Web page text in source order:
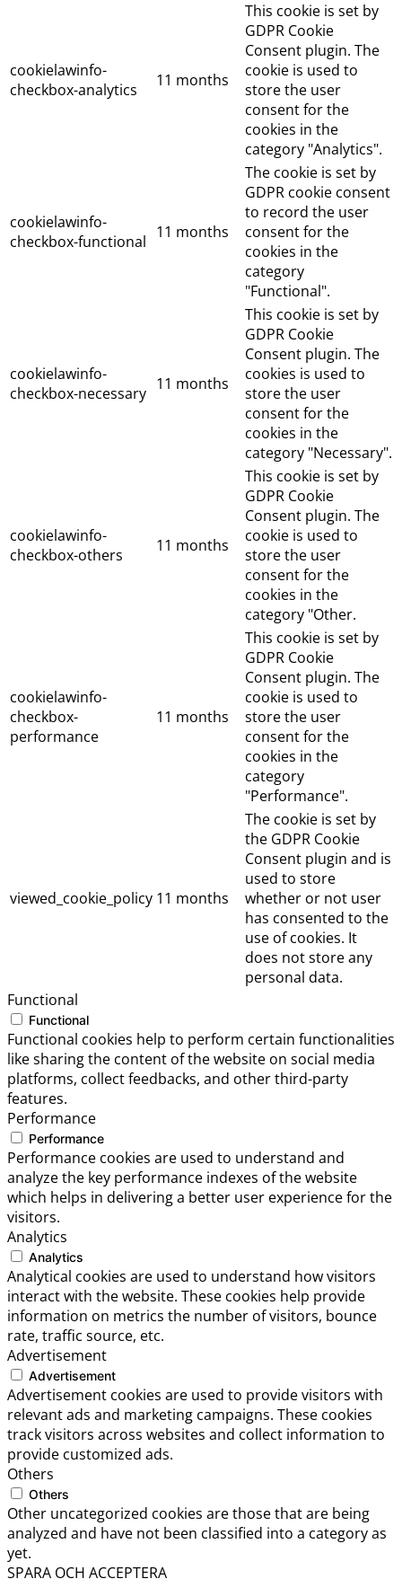
cookielawinfo-
checkbox-analytics
11 months
This cookie is set by
GDPR Cookie
Consent plugin. The
cookie is used to
store the user
consent for the
cookies in the
category "Analytics".
cookielawinfo-
checkbox-functional 11 months
The cookie is set by
GDPR cookie consent
to record the user
consent for the
cookies in the
category
"Functional".
cookielawinfo-
checkbox-necessary 11 months
This cookie is set by
GDPR Cookie
Consent plugin. The
cookies is used to
store the user
consent for the
cookies in the
category "Necessary".
cookielawinfo-
checkbox-others
11 months
This cookie is set by
GDPR Cookie
Consent plugin. The
cookie is used to
store the user
consent for the
cookies in the
category "Other.
cookielawinfo-
checkbox-
performance
11 months
This cookie is set by
GDPR Cookie
Consent plugin. The
cookie is used to
store the user
consent for the
cookies in the
category
"Performance".
viewed_cookie_policy 11 months
The cookie is set by
the GDPR Cookie
Consent plugin and is
used to store
whether or not user
has consented to the
use of cookies. It
does not store any
personal data.
Functional
Functional
Functional cookies help to perform certain functionalities
like sharing the content of the website on social media
platforms, collect feedbacks, and other third-party
features.
Performance
Performance
Performance cookies are used to understand and
analyze the key performance indexes of the website
which helps in delivering a better user experience for the
visitors.
Analytics
Analytics
Analytical cookies are used to understand how visitors
interact with the website. These cookies help provide
information on metrics the number of visitors, bounce
rate, traffic source, etc.
Advertisement
Advertisement
Advertisement cookies are used to provide visitors with
relevant ads and marketing campaigns. These cookies
track visitors across websites and collect information to
provide customized ads.
Others
Others
Other uncategorized cookies are those that are being
analyzed and have not been classified into a category as
yet.
SPARA OCH ACCEPTERA